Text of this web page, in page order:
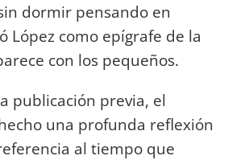
dormir pensando en
López como epígrafe de la
con los pequeños.
publicación previa, el
una profunda reflexión
al tiempo que